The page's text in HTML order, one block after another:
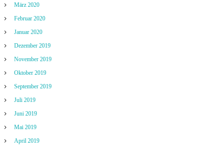
März 2020
Februar 2020
Januar 2020
Dezember 2019
November 2019
Oktober 2019
September 2019
Juli 2019
Juni 2019
Mai 2019
April 2019